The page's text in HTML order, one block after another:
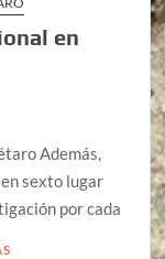
en
Además,
sexto lugar
por cada